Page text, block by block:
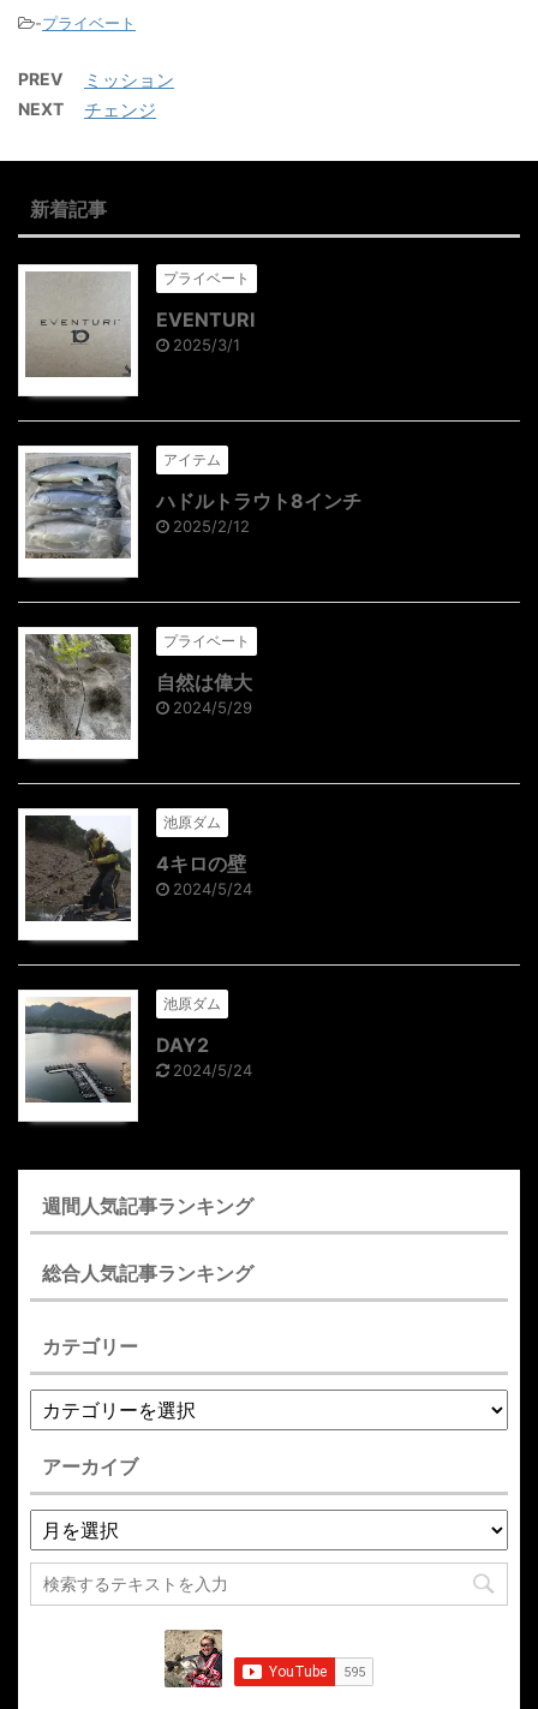
-プライベート
PREV ミッション
NEXT チェンジ
新着記事
プライベート
EVENTURI
2025/3/1
アイテム
ハドルトラウト8インチ
2025/2/12
プライベート
自然は偉大
2024/5/29
池原ダム
4キロの壁
2024/5/24
池原ダム
DAY2
2024/5/24
週間人気記事ランキング
総合人気記事ランキング
カテゴリー
アーカイブ